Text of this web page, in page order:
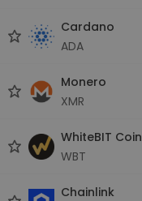
Cardano
ADA
Monero
XMR
WhiteBIT Coin
WBT
Chainlink